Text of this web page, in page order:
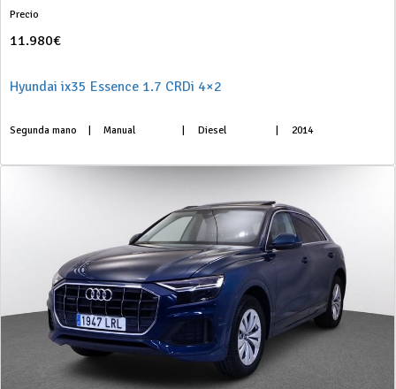
Precio
11.980€
Hyundai ix35 Essence 1.7 CRDi 4×2
Segunda mano Manual Diesel 2014